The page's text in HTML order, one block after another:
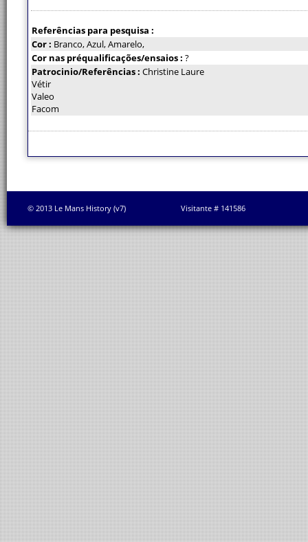
Referências para pesquisa :
Cor : Branco, Azul, Amarelo,
Cor nas préqualificações/ensaios : ?
Patrocinio/Referências : Christine Laure
Vétir
Valeo
Facom
© 2013 Le Mans History (v7) Visitante # 141586